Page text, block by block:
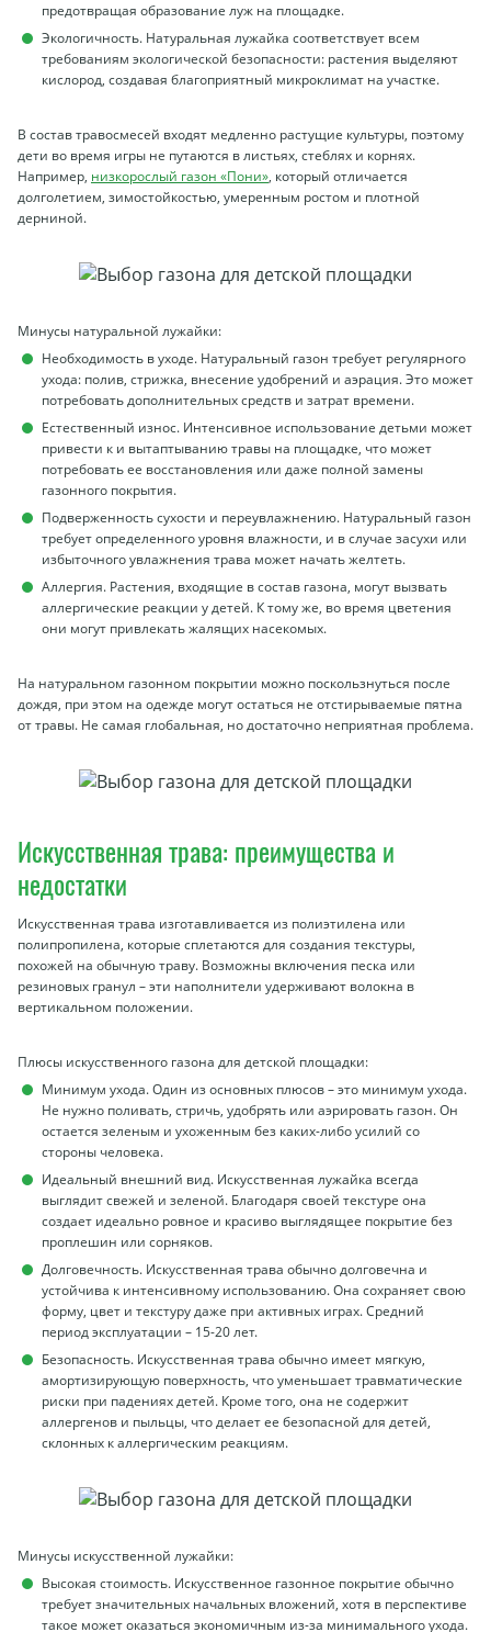
предотвращая образование луж на площадке.
Экологичность. Натуральная лужайка соответствует всем
требованиям экологической безопасности: растения выделяют
кислород, создавая благоприятный микроклимат на участке.
В состав травосмесей входят медленно растущие культуры, поэтому
дети во время игры не путаются в листьях, стеблях и корнях.
Например, низкорослый газон «Пони», который отличается
долголетием, зимостойкостью, умеренным ростом и плотной
дерниной.
Минусы натуральной лужайки:
Необходимость в уходе. Натуральный газон требует регулярного
ухода: полив, стрижка, внесение удобрений и аэрация. Это может
потребовать дополнительных средств и затрат времени.
Естественный износ. Интенсивное использование детьми может
привести к и вытаптыванию травы на площадке, что может
потребовать ее восстановления или даже полной замены
газонного покрытия.
Подверженность сухости и переувлажнению. Натуральный газон
требует определенного уровня влажности, и в случае засухи или
избыточного увлажнения трава может начать желтеть.
Аллергия. Растения, входящие в состав газона, могут вызвать
аллергические реакции у детей. К тому же, во время цветения
они могут привлекать жалящих насекомых.
На натуральном газонном покрытии можно поскользнуться после
дождя, при этом на одежде могут остаться не отстирываемые пятна
от травы. Не самая глобальная, но достаточно неприятная проблема.
Искусственная трава: преимущества и
недостатки
Искусственная трава изготавливается из полиэтилена или
полипропилена, которые сплетаются для создания текстуры,
похожей на обычную траву. Возможны включения песка или
резиновых гранул – эти наполнители удерживают волокна в
вертикальном положении.
Плюсы искусственного газона для детской площадки:
Минимум ухода. Один из основных плюсов – это минимум ухода.
Не нужно поливать, стричь, удобрять или аэрировать газон. Он
остается зеленым и ухоженным без каких-либо усилий со
стороны человека.
Идеальный внешний вид. Искусственная лужайка всегда
выглядит свежей и зеленой. Благодаря своей текстуре она
создает идеально ровное и красиво выглядящее покрытие без
проплешин или сорняков.
Долговечность. Искусственная трава обычно долговечна и
устойчива к интенсивному использованию. Она сохраняет свою
форму, цвет и текстуру даже при активных играх. Средний
период эксплуатации – 15-20 лет.
Безопасность. Искусственная трава обычно имеет мягкую,
амортизирующую поверхность, что уменьшает травматические
риски при падениях детей. Кроме того, она не содержит
аллергенов и пыльцы, что делает ее безопасной для детей,
склонных к аллергическим реакциям.
Минусы искусственной лужайки:
Высокая стоимость. Искусственное газонное покрытие обычно
требует значительных начальных вложений, хотя в перспективе
такое может оказаться экономичным из-за минимального ухода.